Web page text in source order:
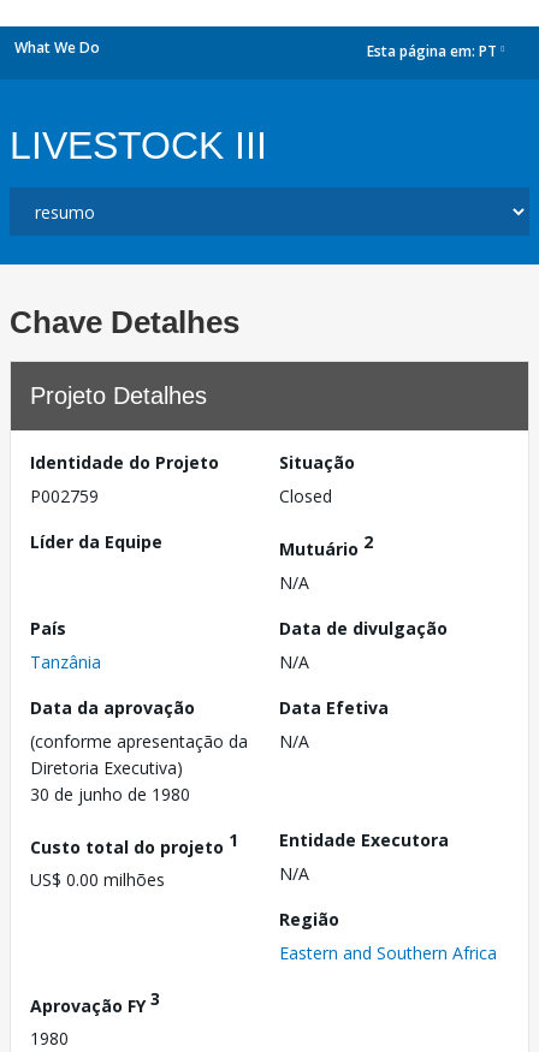
What We Do Esta página em: PT
LIVESTOCK III
Chave Detalhes
Projeto Detalhes
Identidade do Projeto
P002759
Situação
Closed
Líder da Equipe
Mutuário 2
N/A
País
Tanzânia
Data de divulgação
N/A
Data da aprovação
(conforme apresentação da
Diretoria Executiva)
30 de junho de 1980
Data Efetiva
N/A
Custo total do projeto 1
US$ 0.00 milhões
Entidade Executora
N/A
Região
Eastern and Southern Africa
Aprovação FY3
1980